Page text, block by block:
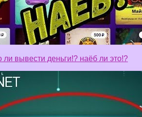
вывести деньги!? наёб ли это!?